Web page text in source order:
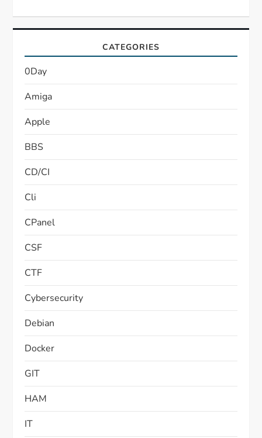
CATEGORIES
0Day
Amiga
Apple
BBS
CD/CI
Cli
CPanel
CSF
CTF
Cybersecurity
Debian
Docker
GIT
HAM
IT